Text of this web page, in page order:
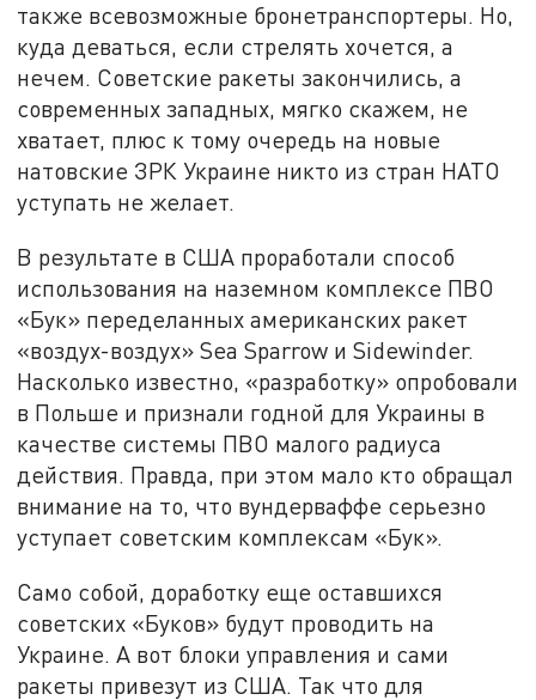
также всевозможные бронетранспортеры. Но,
куда деваться, если стрелять хочется, а
нечем. Советские ракеты закончились, а
современных западных, мягко скажем, не
хватает, плюс к тому очередь на новые
натовские ЗРК Украине никто из стран НАТО
уступать не желает.
В результате в США проработали способ
использования на наземном комплексе ПВО
«Бук» переделанных американских ракет
«воздух-воздух» Sea Sparrow и Sidewinder.
Насколько известно, «разработку» опробовали
в Польше и признали годной для Украины в
качестве системы ПВО малого радиуса
действия. Правда, при этом мало кто обращал
внимание на то, что вундерваффе серьезно
уступает советским комплексам «Бук».
Само собой, доработку еще оставшихся
советских «Буков» будут проводить на
Украине. А вот блоки управления и сами
ракеты привезут из США. Так что для